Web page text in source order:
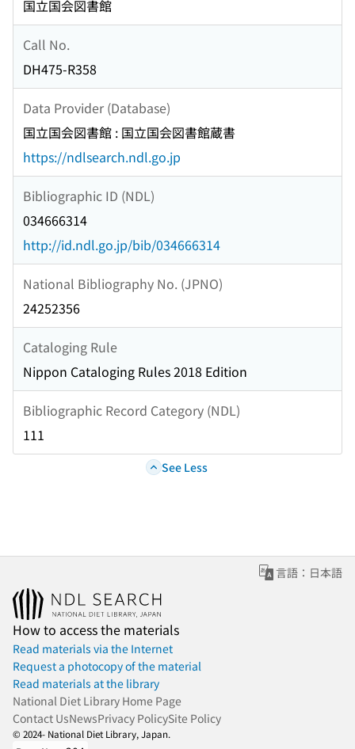
国立国会図書館
Call No.
DH475-R358
Data Provider (Database)
国立国会図書館 : 国立国会図書館蔵書
https://ndlsearch.ndl.go.jp
Bibliographic ID (NDL)
034666314
http://id.ndl.go.jp/bib/034666314
National Bibliography No. (JPNO)
24252356
Cataloging Rule
Nippon Cataloging Rules 2018 Edition
Bibliographic Record Category (NDL)
111
See Less
言語：日本語
How to access the materials
Read materials via the Internet
Request a photocopy of the material
Read materials at the library
National Diet Library Home Page
Contact UsNewsPrivacy PolicySite Policy
© 2024- National Diet Library, Japan.